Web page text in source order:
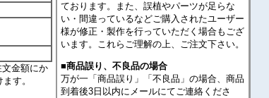
金額にか
す。
ております。また、誤植やパーツが足らな
い・間違っているなどご購入されたユーザー
様が修正・製作を行っていただく場合もござ
います。これらご理解の上、ご注文下さい。
■商品誤り、不良品の場合
万が一「商品誤り」「不良品」の場合、商品
到着後3日以内にメールにてご連絡くださ